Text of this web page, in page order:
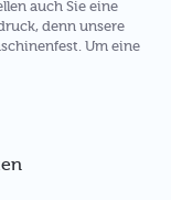
auch Sie eine
denn unsere
Um eine